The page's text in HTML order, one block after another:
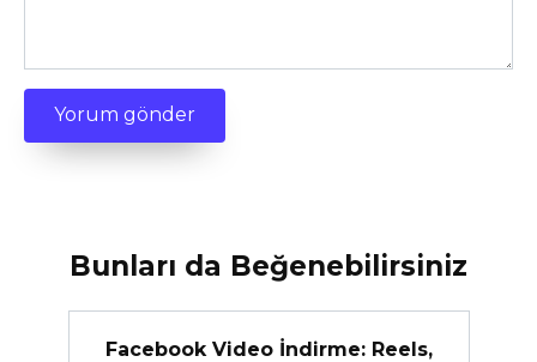
Bunları da Beğenebilirsiniz
Facebook Video İndirme: Reels,